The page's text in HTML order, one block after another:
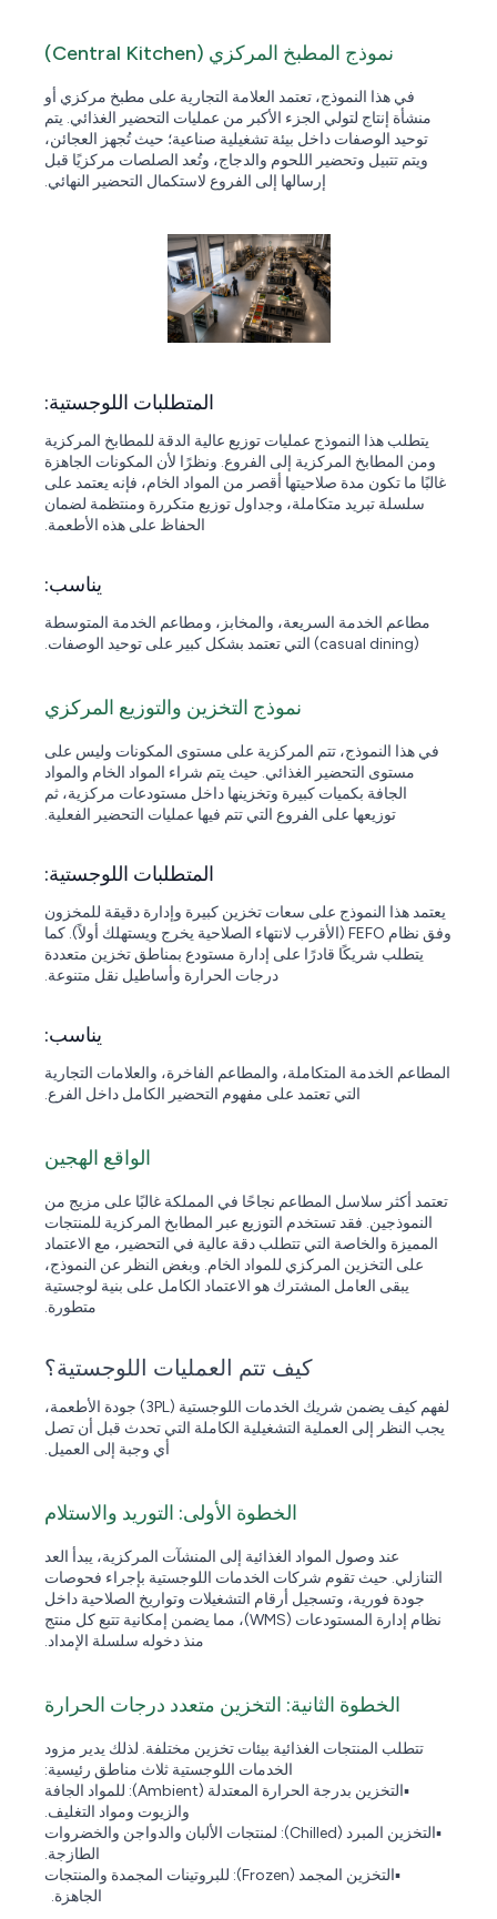
نموذج المطبخ المركزي (Central Kitchen)
في هذا النموذج، تعتمد العلامة التجارية على مطبخ مركزي أو
منشأة إنتاج لتولي الجزء الأكبر من عمليات التحضير الغذائي. يتم
توحيد الوصفات داخل بيئة تشغيلية صناعية؛ حيث تُجهز العجائن،
ويتم تتبيل وتحضير اللحوم والدجاج، وتُعد الصلصات مركزيًا قبل
إرسالها إلى الفروع لاستكمال التحضير النهائي.
المتطلبات اللوجستية:
يتطلب هذا النموذج عمليات توزيع عالية الدقة للمطابخ المركزية
ومن المطابخ المركزية إلى الفروع. ونظرًا لأن المكونات الجاهزة
غالبًا ما تكون مدة صلاحيتها أقصر من المواد الخام، فإنه يعتمد على
سلسلة تبريد متكاملة، وجداول توزيع متكررة ومنتظمة لضمان
الحفاظ على هذه الأطعمة.
يناسب:
مطاعم الخدمة السريعة، والمخابز، ومطاعم الخدمة المتوسطة
(casual dining) التي تعتمد بشكل كبير على توحيد الوصفات.
نموذج التخزين والتوزيع المركزي
في هذا النموذج، تتم المركزية على مستوى المكونات وليس على
مستوى التحضير الغذائي. حيث يتم شراء المواد الخام والمواد
الجافة بكميات كبيرة وتخزينها داخل مستودعات مركزية، ثم
توزيعها على الفروع التي تتم فيها عمليات التحضير الفعلية.
المتطلبات اللوجستية:
يعتمد هذا النموذج على سعات تخزين كبيرة وإدارة دقيقة للمخزون
وفق نظام FEFO (الأقرب لانتهاء الصلاحية يخرج ويستهلك أولاً). كما
يتطلب شريكًا قادرًا على إدارة مستودع بمناطق تخزين متعددة
درجات الحرارة وأساطيل نقل متنوعة.
يناسب:
المطاعم الخدمة المتكاملة، والمطاعم الفاخرة، والعلامات التجارية
التي تعتمد على مفهوم التحضير الكامل داخل الفرع.
الواقع الهجين
تعتمد أكثر سلاسل المطاعم نجاحًا في المملكة غالبًا على مزيج من
النموذجين. فقد تستخدم التوزيع عبر المطابخ المركزية للمنتجات
المميزة والخاصة التي تتطلب دقة عالية في التحضير، مع الاعتماد
على التخزين المركزي للمواد الخام. وبغض النظر عن النموذج،
يبقى العامل المشترك هو الاعتماد الكامل على بنية لوجستية
متطورة.
كيف تتم العمليات اللوجستية؟
لفهم كيف يضمن شريك الخدمات اللوجستية (3PL) جودة الأطعمة،
يجب النظر إلى العملية التشغيلية الكاملة التي تحدث قبل أن تصل
أي وجبة إلى العميل.
الخطوة الأولى: التوريد والاستلام
عند وصول المواد الغذائية إلى المنشآت المركزية، يبدأ العد
التنازلي. حيث تقوم شركات الخدمات اللوجستية بإجراء فحوصات
جودة فورية، وتسجيل أرقام التشغيلات وتواريخ الصلاحية داخل
نظام إدارة المستودعات (WMS)، مما يضمن إمكانية تتبع كل منتج
منذ دخوله سلسلة الإمداد.
الخطوة الثانية: التخزين متعدد درجات الحرارة
تتطلب المنتجات الغذائية بيئات تخزين مختلفة. لذلك يدير مزود
الخدمات اللوجستية ثلاث مناطق رئيسية:
▪️التخزين بدرجة الحرارة المعتدلة (Ambient): للمواد الجافة
والزيوت ومواد التغليف.
▪️التخزين المبرد (Chilled): لمنتجات الألبان والدواجن والخضروات
الطازجة.
▪️التخزين المجمد (Frozen): للبروتينات المجمدة والمنتجات
الجاهزة.